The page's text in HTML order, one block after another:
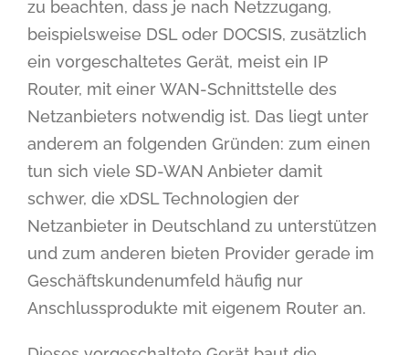
zu beachten, dass je nach Netzzugang,
beispielsweise DSL oder DOCSIS, zusätzlich
ein vorgeschaltetes Gerät, meist ein IP
Router, mit einer WAN-Schnittstelle des
Netzanbieters notwendig ist. Das liegt unter
anderem an folgenden Gründen: zum einen
tun sich viele SD-WAN Anbieter damit
schwer, die xDSL Technologien der
Netzanbieter in Deutschland zu unterstützen
und zum anderen bieten Provider gerade im
Geschäftskundenumfeld häufig nur
Anschlussprodukte mit eigenem Router an.